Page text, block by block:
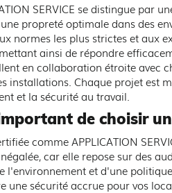
certifiée
SERVICE se distingue par
propreté optimale dans des
normes les plus strictes et aux
ainsi de répondre
en collaboration étroite avec
installations. Chaque projet est
et la sécurité au travail.
de choisir
comme APPLICATION
car elle repose sur des
l'environnement et d'une
une sécurité accrue pour vos